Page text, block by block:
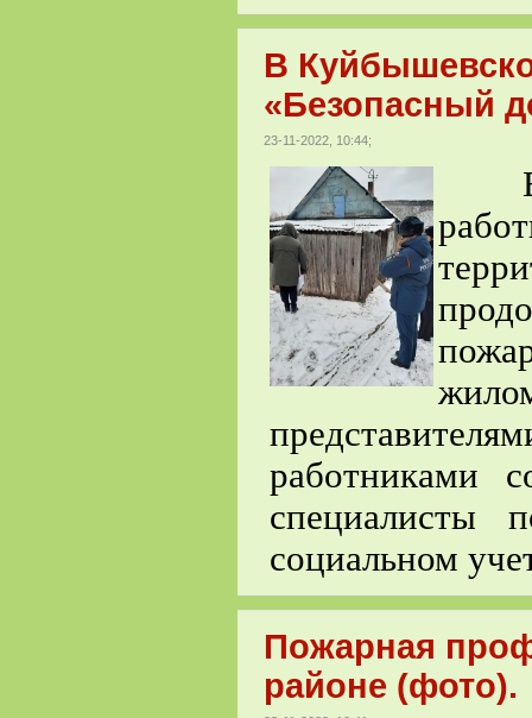
В
«Безопасный
23-11-2022, 10:44;
В
работниками
специалисты
социальном
Пожарная
районе (фото).